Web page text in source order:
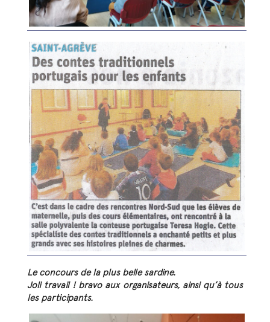
Le concours de la plus belle sardine.
Joli travail ! bravo aux organisateurs, ainsi qu’à tous
les participants.